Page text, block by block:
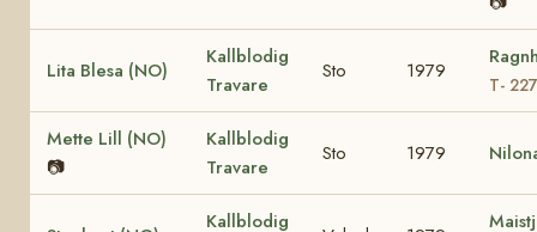
Lita Blesa (NO)
Kallblodig
Travare
Sto 1979
T-
Mette Lill (NO)
📷
Kallblodig
Travare
Sto 1979
Kallblodig